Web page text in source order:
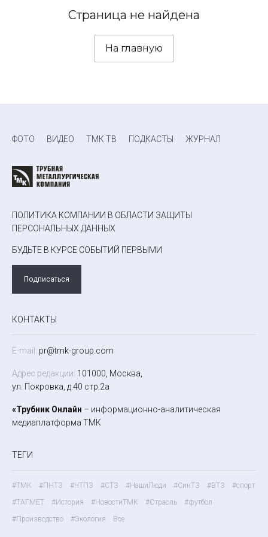
Страница не найдена
На главную
ФОТО ВИДЕО ТМК ТВ ПОДКАСТЫ ЖУРНАЛ
ПОЛИТИКА КОМПАНИИ В ОБЛАСТИ ЗАЩИТЫ
ПЕРСОНАЛЬНЫХ ДАННЫХ
БУДЬТЕ В КУРСЕ СОБЫТИЙ ПЕРВЫМИ
Подписаться
КОНТАКТЫ
E-mail: pr@tmk-group.com
Адрес редакции: 101000, Москва,
ул. Покровка, д.40 стр.2а
«Трубник Онлайн – информационно-аналитическая
медиаплатформа ТМК
ТЕГИ
#ТМК #ПНТЗ #ЧТПЗ #СТЗ #НашиЛюди #СинТЗ #ВТЗ
#спорт
#ТАГМЕТ
#История #НовостиТМК #Отрасль
#футбол
#Производство
#Экология Все